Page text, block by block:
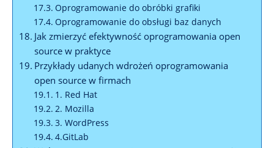
Oprogramowanie do obróbki grafiki
Oprogramowanie do obsługi baz danych
Jak zmierzyć efektywność oprogramowania open
source w praktyce
Przykłady udanych wdrożeń oprogramowania
open source w firmach
1. Red Hat
2. Mozilla
3. WordPress
4.GitLab